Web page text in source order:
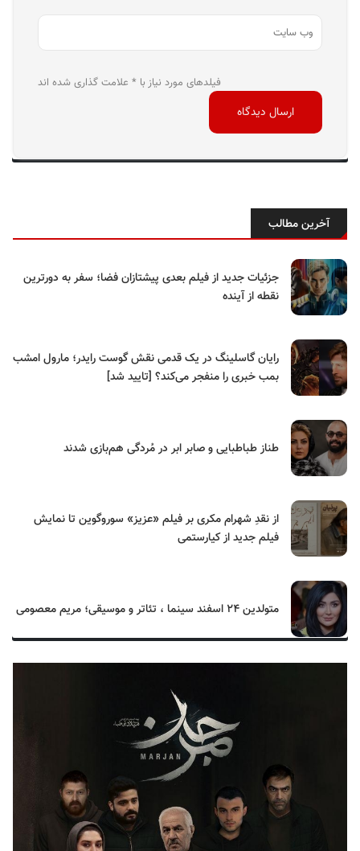
فیلدهای مورد نیاز با * علامت گذاری شده اند
آخرین مطالب
جزئیات جدید از فیلم بعدی پیشتازان فضا؛ سفر به دورترین
نقطه از آینده
رایان گاسلینگ در یک قدمی نقش گوست رایدر؛ مارول امشب
بمب خبری را منفجر می‌کند؟ [تایید شد]
طناز طباطبایی و صابر ابر در مُردگی هم‌بازی شدند
از نقدِ شهرام مکری بر فیلم «عزیز» سوروگوین تا نمایش
فیلم جدید از کیارستمی
متولدین ۲۴ اسفند سینما ، تئاتر و موسیقی؛ مریم معصومی